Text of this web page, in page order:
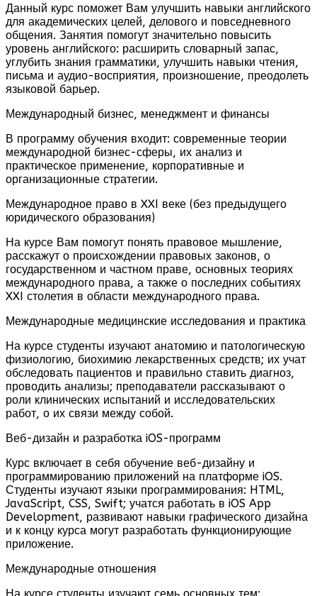
Данный курс поможет Вам улучшить навыки английского
для академических целей, делового и повседневного
общения. Занятия помогут значительно повысить
уровень английского: расширить словарный запас,
углубить знания грамматики, улучшить навыки чтения,
письма и аудио-восприятия, произношение, преодолеть
языковой барьер.
Международный бизнес, менеджмент и финансы
В программу обучения входит: современные теории
международной бизнес-сферы, их анализ и
практическое применение, корпоративные и
организационные стратегии.
Международное право в XXI веке (без предыдущего
юридического образования)
На курсе Вам помогут понять правовое мышление,
расскажут о происхождении правовых законов, о
государственном и частном праве, основных теориях
международного права, а также о последних событиях
XXI столетия в области международного права.
Международные медицинские исследования и практика
На курсе студенты изучают анатомию и патологическую
физиологию, биохимию лекарственных средств; их учат
обследовать пациентов и правильно ставить диагноз,
проводить анализы; преподаватели рассказывают о
роли клинических испытаний и исследовательских
работ, о их связи между собой.
Веб-дизайн и разработка iOS-программ
Курс включает в себя обучение веб-дизайну и
программированию приложений на платформе iOS.
Студенты изучают языки программирования: HTML,
JavaScript, CSS, Swift; учатся работать в iOS App
Development, развивают навыки графического дизайна
и к концу курса могут разработать функционирующие
приложение.
Международные отношения